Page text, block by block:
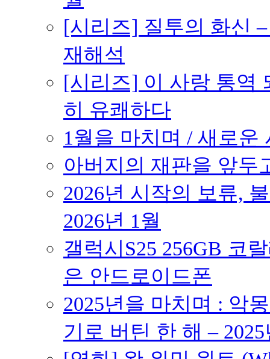
[시리즈] 질투의 화신
재해석
[시리즈] 이 사랑 통역
히 유쾌하다
1월을 마치며 / 새로운
아버지의 재판을 앞두
2026년 시작의 보류,
2026년 1월
갤럭시S25 256GB 코
은 안드로이드폰
2025년을 마치며 : 악
기로 버틴 한 해 –